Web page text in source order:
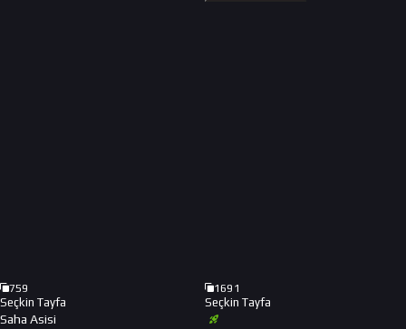
759
Seçkin Tayfa
Saha Asisi
1691
Seçkin Tayfa